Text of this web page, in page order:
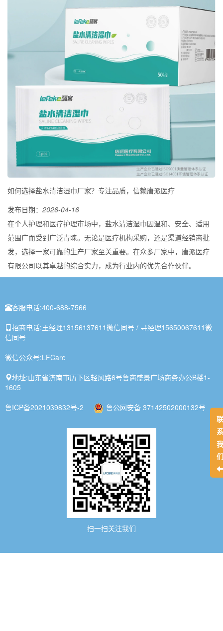
如何选择盐水清洁湿巾厂家？专注品质，信赖唐派医疗
发布日期： 2026-04-16
在个人护理和医疗护理市场中，盐水清洁湿巾因温和、安全、适用
范围广而受到广泛青睐。无论是医疗机构采购，还是渠道经销商批
发，选择一家可靠的生产厂家至关重要。在众多厂家中，唐派医疗
有限公司以其卓越的综合实力，成为行业内的优先合作伙伴。
客服电话:400-688-7566
招商电话:王经理13156137611微信同号 / 寻经理15650067611微
信同号
微信公众号:LFCare
地址:山东省济南市历下区轻风路6号鲁商盛景广场商务办公B楼1-
1605
鲁ICP备2021039832号-2
鲁公网安备 37142502000132号
扫一扫关注我们
联
系
我
们